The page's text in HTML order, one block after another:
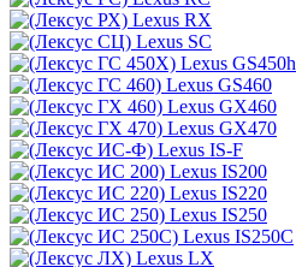
Lexus RX
Lexus SC
Lexus GS450h
Lexus GS460
Lexus GX460
Lexus GX470
Lexus IS-F
Lexus IS200
Lexus IS220
Lexus IS250
Lexus IS250C
Lexus LX